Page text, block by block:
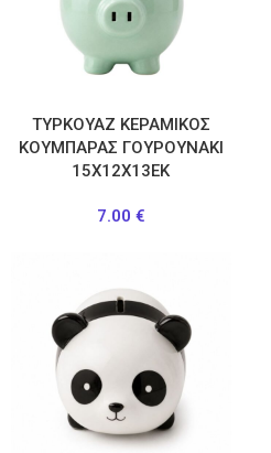
ΤΥΡΚΟΥΑΖ ΚΕΡΑΜΙΚΟΣ
ΚΟΥΜΠΑΡΑΣ ΓΟΥΡΟΥΝΑΚΙ
15Χ12Χ13ΕΚ
7.00 €